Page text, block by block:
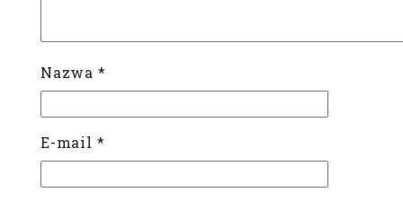
Nazwa *
E-mail *